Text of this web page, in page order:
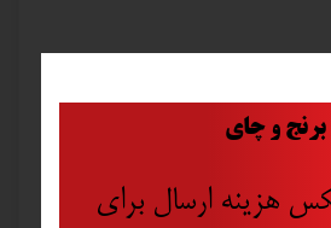
برنج و چای
هزینه ارسال برای